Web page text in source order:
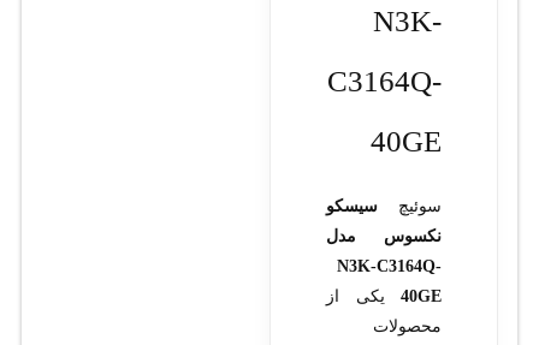
N3K-
C3164Q-
40GE
سوئیچ سیسکو
نکسوس مدل
N3K-C3164Q-
40GEیکی از
محصولات